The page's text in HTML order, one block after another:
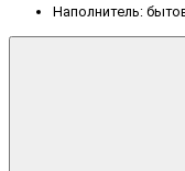
Наполнитель: